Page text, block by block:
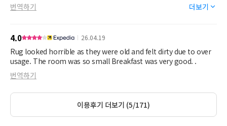
rooms are also quite spacious and comfortable.
room and found the shower uncomfortable, and the bathroom
could use a deeper clean.
번역하기 더보기
4.0 26.04.19
Rug looked horrible as they were old and felt dirty due to over
usage. The room was so small Breakfast was very good. .
번역하기
이용후기 더보기 (5/171)